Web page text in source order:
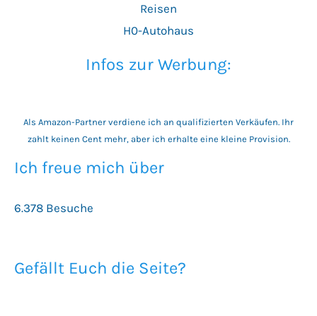
Reisen
H0-Autohaus
Infos zur Werbung:
Als Amazon-Partner verdiene ich an qualifizierten Verkäufen. Ihr
zahlt keinen Cent mehr, aber ich erhalte eine kleine Provision.
Ich freue mich über
6.378 Besuche
Gefällt Euch die Seite?